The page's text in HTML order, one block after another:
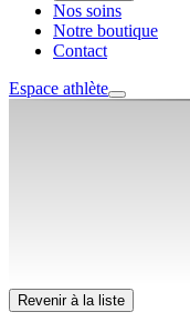
Nos soins
Notre boutique
Contact
Espace athlète
Revenir à la liste